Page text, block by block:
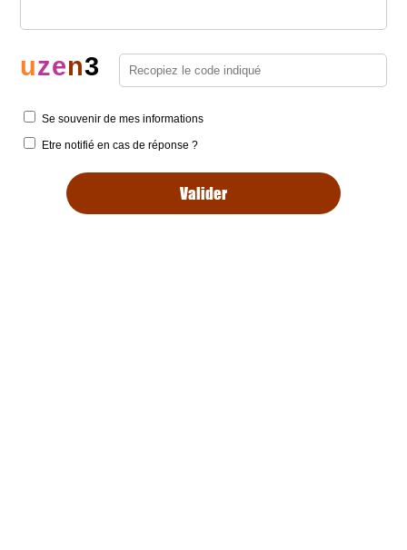
uzen3
Se souvenir de mes informations
Etre notifié en cas de réponse ?